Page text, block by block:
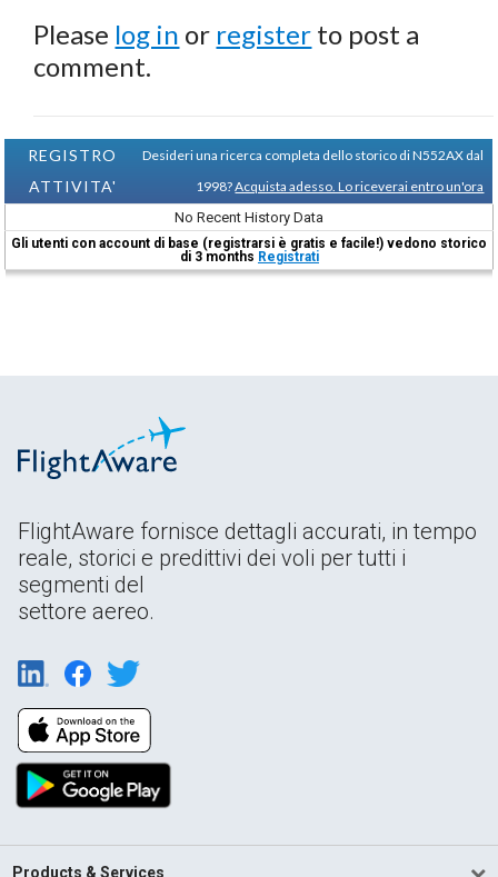
Please log in or register to post a
comment.
REGISTRO
ATTIVITA'
Desideri una ricerca completa dello storico di N552AX dal
1998?Acquista adesso. Lo riceverai entro un'ora
No Recent History Data
Gli utenti con account di base (registrarsi è gratis e facile!) vedono storico
di 3 months Registrati
FlightAware fornisce dettagli accurati, in tempo
reale, storici e predittivi dei voli per tutti i
segmenti del
settore aereo.
Products & Services